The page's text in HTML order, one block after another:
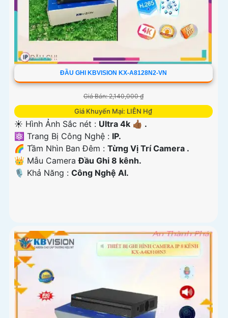
ĐẦU GHI KBVISION KX-A8128N2-VN
Giá Bán: 2,140,000 ₫
Giá Khuyến Mại: LIÊN H₫
☀️ Hình Ảnh Sắc nét : Ultra 4k 👍🏾 .
⚛️ Trang Bị Công Nghệ : IP.
🌈 Tầm Nhìn Ban Đêm : Từng Vị Trí Camera .
👑 Mẫu CameraĐầu Ghi 8 kênh.
️🎙 Khả Năng : Công Nghệ AI.